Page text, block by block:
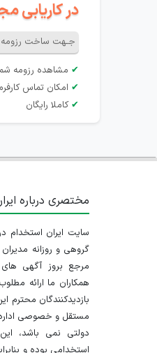
در کاریابی
جـهت ساخت رزومه
✔ مشاهده رزومه
✔ امکان تماس
✔ کاملا رایگان
مختصری درباره
گروهی و روزانه
مرجع بروز آگهی
همکاران ما ارائه
بازدیدکنندگان
مستقل و خصوصی اداره
دولتی نمی باشد،
استخدامی بوده و